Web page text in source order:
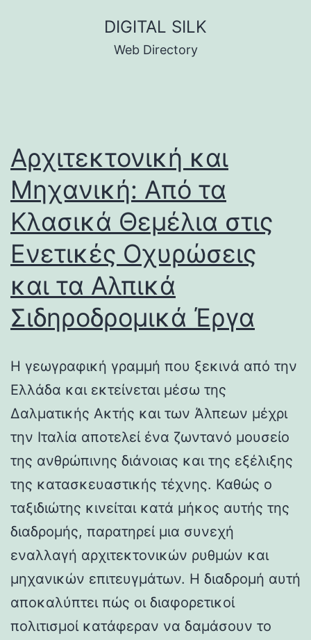
DIGITAL SILK
Web Directory
Αρχιτεκτονική και
Μηχανική: Από τα
Κλασικά Θεμέλια στις
Ενετικές Οχυρώσεις
και τα Αλπικά
Σιδηροδρομικά Έργα
Η γεωγραφική γραμμή που ξεκινά από την
Ελλάδα και εκτείνεται μέσω της
Δαλματικής Ακτής και των Άλπεων μέχρι
την Ιταλία αποτελεί ένα ζωντανό μουσείο
της ανθρώπινης διάνοιας και της εξέλιξης
της κατασκευαστικής τέχνης. Καθώς ο
ταξιδιώτης κινείται κατά μήκος αυτής της
διαδρομής, παρατηρεί μια συνεχή
εναλλαγή αρχιτεκτονικών ρυθμών και
μηχανικών επιτευγμάτων. Η διαδρομή αυτή
αποκαλύπτει πώς οι διαφορετικοί
πολιτισμοί κατάφεραν να δαμάσουν το